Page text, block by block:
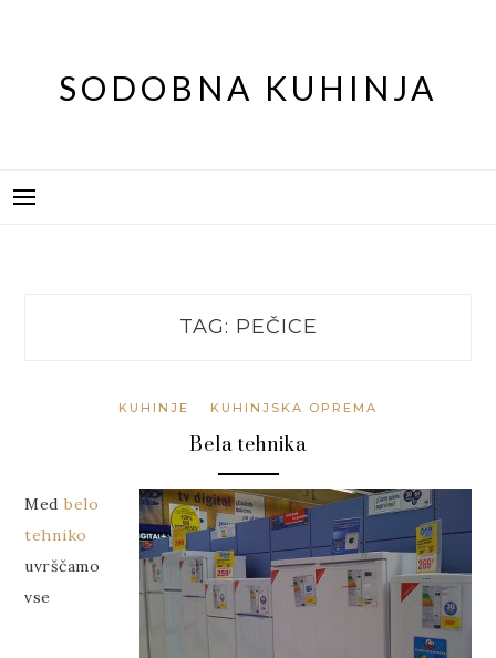
SODOBNA KUHINJA
TAG: PEČICE
KUHINJE KUHINJSKA OPREMA
Bela tehnika
Med belo
tehniko
uvrščamo
vse